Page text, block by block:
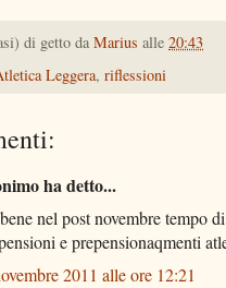
di getto da Marius alle 20:43
Leggera, riflessioni
ha detto...
nel post novembre tempo
e prepensionaqmenti
2011 alle ore 12:21